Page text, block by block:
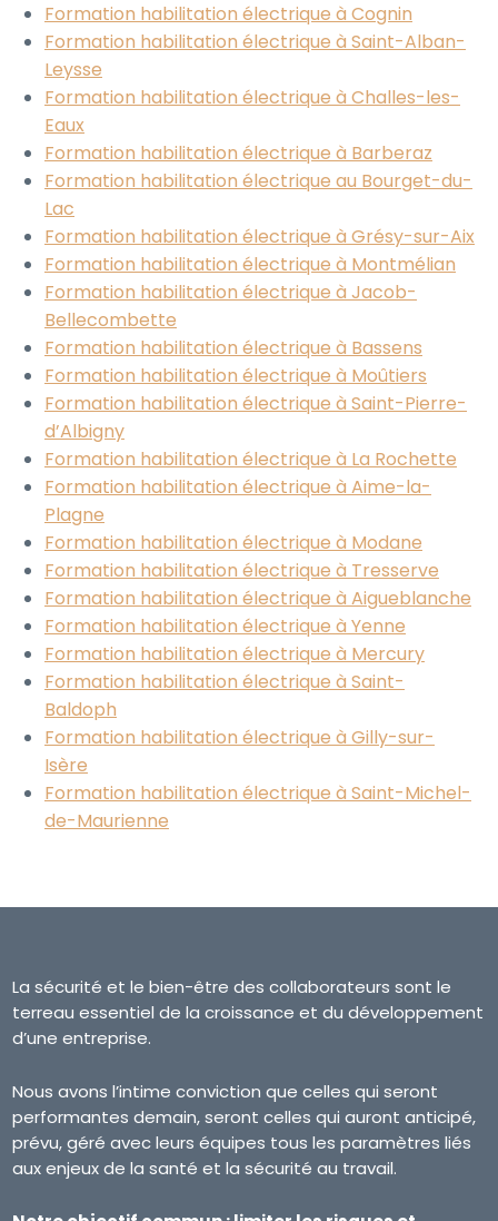
Formation habilitation électrique à Cognin
Formation habilitation électrique à Saint-Alban-
Leysse
Formation habilitation électrique à Challes-les-
Eaux
Formation habilitation électrique à Barberaz
Formation habilitation électrique au Bourget-du-
Lac
Formation habilitation électrique à Grésy-sur-Aix
Formation habilitation électrique à Montmélian
Formation habilitation électrique à Jacob-
Bellecombette
Formation habilitation électrique à Bassens
Formation habilitation électrique à Moûtiers
Formation habilitation électrique à Saint-Pierre-
d’Albigny
Formation habilitation électrique à La Rochette
Formation habilitation électrique à Aime-la-
Plagne
Formation habilitation électrique à Modane
Formation habilitation électrique à Tresserve
Formation habilitation électrique à Aigueblanche
Formation habilitation électrique à Yenne
Formation habilitation électrique à Mercury
Formation habilitation électrique à Saint-
Baldoph
Formation habilitation électrique à Gilly-sur-
Isère
Formation habilitation électrique à Saint-Michel-
de-Maurienne
La sécurité et le bien-être des collaborateurs sont le
terreau essentiel de la croissance et du développement
d’une entreprise.
Nous avons l’intime conviction que celles qui seront
performantes demain, seront celles qui auront anticipé,
prévu, géré avec leurs équipes tous les paramètres liés
aux enjeux de la santé et la sécurité au travail.